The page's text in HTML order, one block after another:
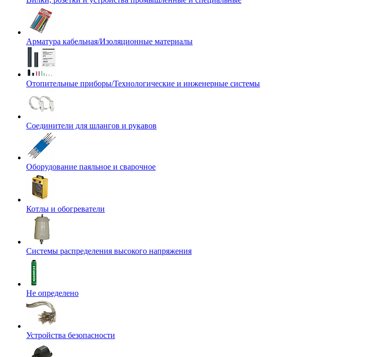
Арматура кабельная/Изоляционные материалы
Отопительные приборы/Технологические и инженерные системы
Соединители для шлангов и рукавов
Оборудование паяльное и сварочное
Котлы и обогреватели
Системы распределения высокого напряжения
Не определено
Устройства безопасности